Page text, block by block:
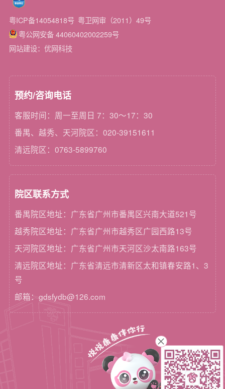
粤ICP备14054818号 粤卫网审（2011）49号
粤公网安备 44060402002259号
网站建设：优网科技
预约/咨询电话
客服时间：周一至周日 7：30～17：30
番禺、越秀、天河院区：020-39151611
清远院区：0763-5899760
院区联系方式
番禺院区地址：广东省广州市番禺区兴南大道521号
越秀院区地址：广东省广州市越秀区广园西路13号
天河院区地址：广东省广州市天河区沙太南路163号
清远院区地址：广东省清远市清新区太和镇春安路1、3
号
邮箱：gdsfydb@126.com